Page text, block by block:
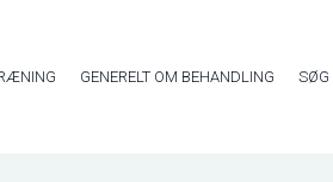
GENERELT OM BEHANDLING SØG